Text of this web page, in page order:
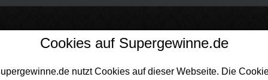
Cookies auf Supergewinne.de
nutzt Cookies auf dieser Webseite. Die